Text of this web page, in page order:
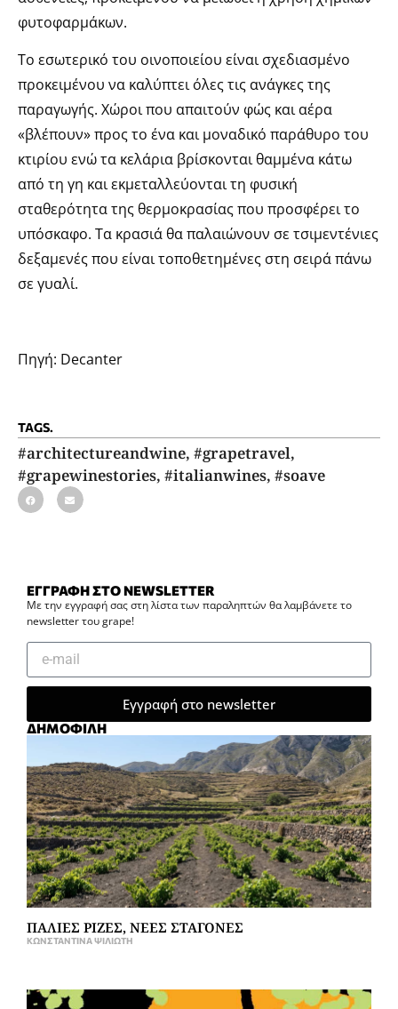
φυτοφαρμάκων.
Το εσωτερικό του οινοποιείου είναι σχεδιασμένο
προκειμένου να καλύπτει όλες τις ανάγκες της
παραγωγής. Χώροι που απαιτούν φώς και αέρα
«βλέπουν» προς το ένα και μοναδικό παράθυρο του
κτιρίου ενώ τα κελάρια βρίσκονται θαμμένα κάτω
από τη γη και εκμεταλλεύονται τη φυσική
σταθερότητα της θερμοκρασίας που προσφέρει το
υπόσκαφο. Τα κρασιά θα παλαιώνουν σε τσιμεντένιες
δεξαμενές που είναι τοποθετημένες στη σειρά πάνω
σε γυαλί.
Πηγή: Decanter
TAGS.
#architectureandwine, #grapetravel,
#grapewinestories, #italianwines, #soave
ΕΓΓΡΑΦΗ ΣΤΟ NEWSLETTER
Με την εγγραφή σας στη λίστα των παραληπτών θα λαμβάνετε το
newsletter του grape!
Εγγραφή στο newsletter
ΔΗΜΟΦΙΛΗ
ΠΑΛΙΕΣ ΡΙΖΕΣ, ΝΕΕΣ ΣΤΑΓΟΝΕΣ
ΚΩΝΣΤΑΝΤΊΝΑ ΨΙΛΙΏΤΗ